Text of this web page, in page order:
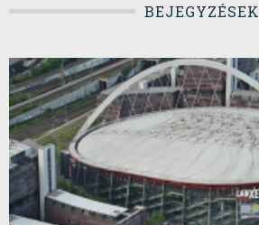
BEJEGYZÉSEK